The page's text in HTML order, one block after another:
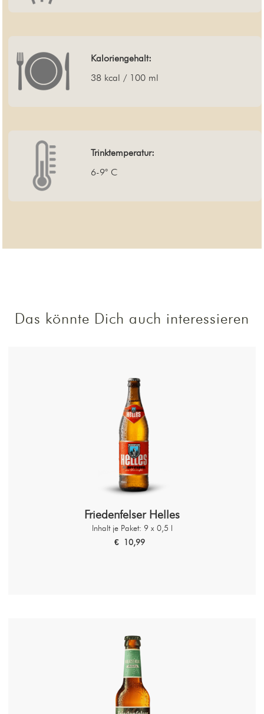
Kaloriengehalt:
38 kcal / 100 ml
Trinktemperatur:
6-9° C
Das könnte Dich auch interessieren
Friedenfelser Helles
Inhalt je Paket: 9 x 0,5 l
€ 10,99